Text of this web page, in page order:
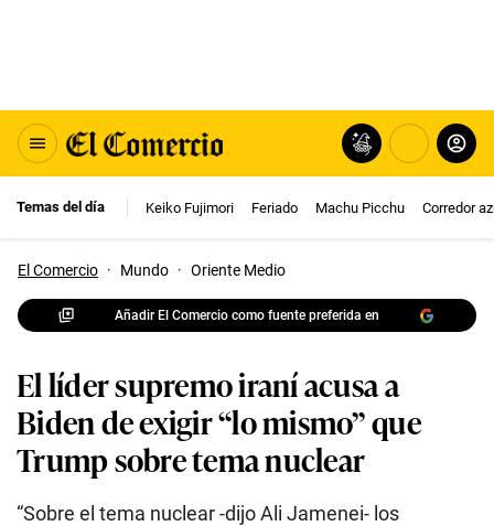
Temas del día Keiko Fujimori Feriado Machu Picchu Corredor
El Comercio · Mundo · Oriente Medio
Añadir El Comercio como fuente preferida en
El líder supremo iraní acusa a
Biden de exigir “lo mismo” que
Trump sobre tema nuclear
“Sobre el tema nuclear -dijo Ali Jamenei- los